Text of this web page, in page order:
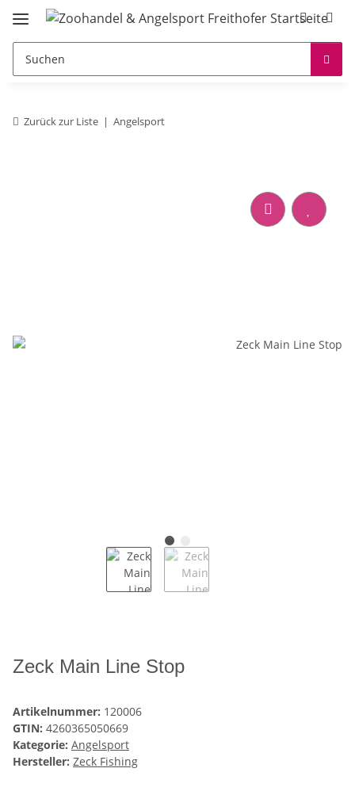
Zurück zur Liste Angelsport
Zeck Main Line Stop
Artikelnummer: 120006
GTIN: 4260365050669
Kategorie: Angelsport
Hersteller: Zeck Fishing